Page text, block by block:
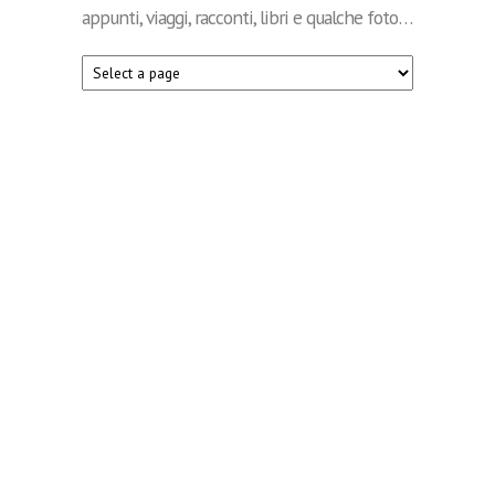
appunti, viaggi, racconti, libri e qualche foto…